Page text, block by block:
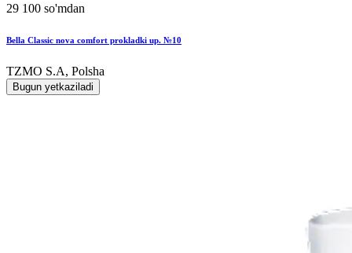
29 100 so'mdan
Bella Classic nova comfort prokladki up. №10
TZMO S.A, Polsha
Bugun yetkaziladi